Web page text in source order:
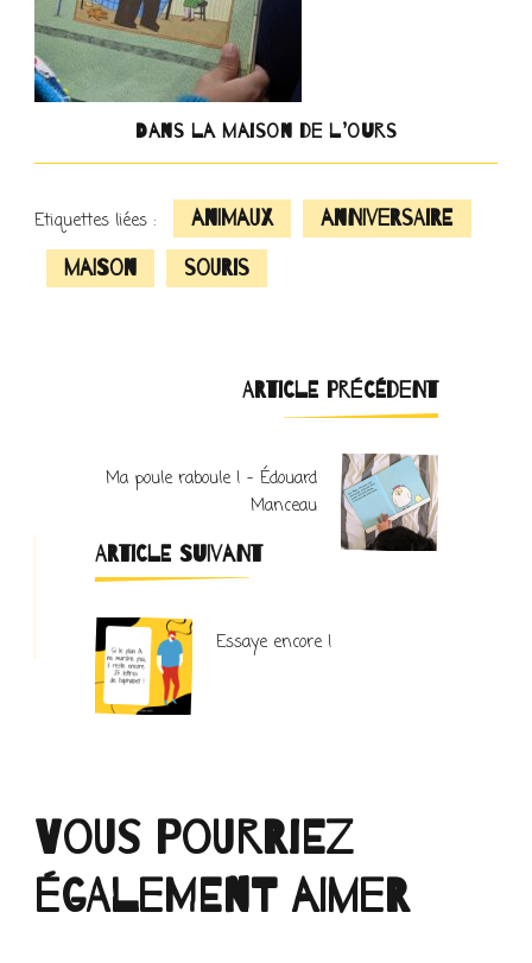
Dans la maison de l’ours
Etiquettes liées : animaux
anniversaire
maison
souris
Navigation
d'article
ARTICLE PRÉCÉDENT
Ma poule raboule ! – Édouard
Manceau
ARTICLE SUIVANT
Essaye encore !
Vous pourriez
également aimer